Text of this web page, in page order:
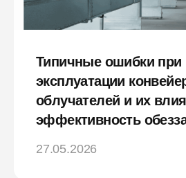
Типичные ошибки при
эксплуатации
облучателей и их
эффективность
27.05.2026